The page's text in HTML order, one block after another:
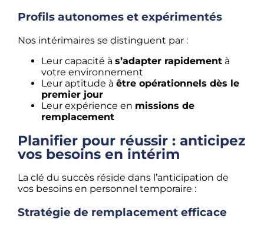
Profils autonomes et expérimentés
Nos intérimaires se distinguent par :
Leur capacité à s’adapter rapidementà
votre environnement
Leur aptitude à être opérationnels dès le
premier jour
Leur expérience en missions de
remplacement
Planifier pour réussir : anticipez
vos besoins en intérim
La clé du succès réside dans l’anticipation de
vos besoins en personnel temporaire :
Stratégie de remplacement efficace